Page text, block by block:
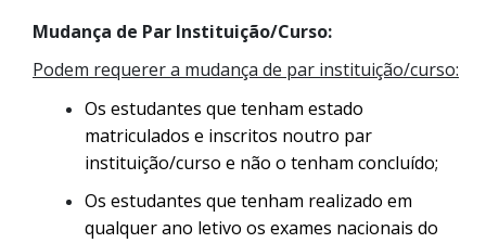
Mudança de Par Instituição/Curso:
Podem requerer a mudança de par instituição/curso:
Os estudantes que tenham estado
matriculados e inscritos noutro par
instituição/curso e não o tenham concluído;
Os estudantes que tenham realizado em
qualquer ano letivo os exames nacionais do